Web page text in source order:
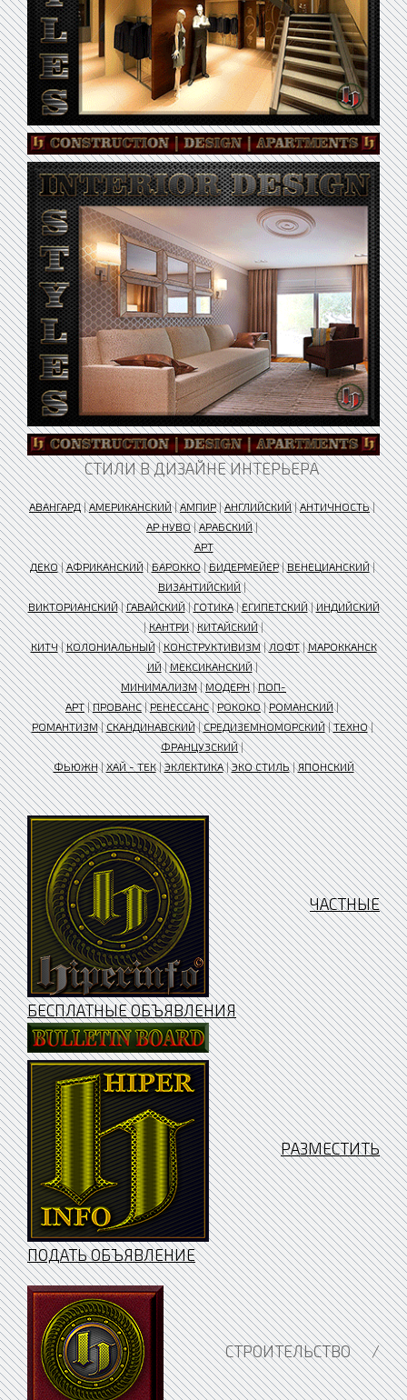
СТИЛИ В ДИЗАЙНЕ ИНТЕРЬЕРА
АВАНГАРД|АМЕРИКАНСКИЙ|АМПИР|АНГЛИЙСКИЙ|АНТИЧНОСТЬ|
АР НУВО|АРАБСКИЙ|
АРТ
ДЕКО|АФРИКАНСКИЙ|БАРОККО|БИДЕРМЕЙЕР|ВЕНЕЦИАНСКИЙ|
ВИЗАНТИЙСКИЙ|
ВИКТОРИАНСКИЙ|ГАВАЙСКИЙ|ГОТИКА|ЕГИПЕТСКИЙ|ИНДИЙСКИЙ
|КАНТРИ|КИТАЙСКИЙ|
КИТЧ|КОЛОНИАЛЬНЫЙ|КОНСТРУКТИВИЗМ|ЛОФТ|МАРОККАНСК
ИЙ|МЕКСИКАНСКИЙ|
МИНИМАЛИЗМ|МОДЕРН|ПОП-
АРТ|ПРОВАНС|РЕНЕССАНС|РОКОКО|РОМАНСКИЙ|
РОМАНТИЗМ|СКАНДИНАВСКИЙ|СРЕДИЗЕМНОМОРСКИЙ|ТЕХНО|
ФРАНЦУЗСКИЙ|
ФЬЮЖН|ХАЙ - ТЕК|ЭКЛЕКТИКА|ЭКО СТИЛЬ|ЯПОНСКИЙ
ЧАСТНЫЕ
БЕСПЛАТНЫЕ ОБЪЯВЛЕНИЯ
РАЗМЕСТИТЬ
ПОДАТЬ ОБЪЯВЛЕНИЕ
СТРОИТЕЛЬСТВО /